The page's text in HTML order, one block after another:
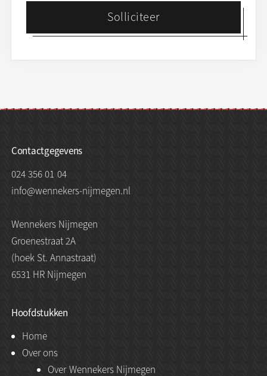
Solliciteer
Contactgegevens
024 356 01 04
info@wennekers-nijmegen.nl
Wennekers Nijmegen
Groenestraat 2A
(hoek St. Annastraat)
6531 HR Nijmegen
Hoofdstukken
Home
Over ons
Over Wennekers Nijmegen